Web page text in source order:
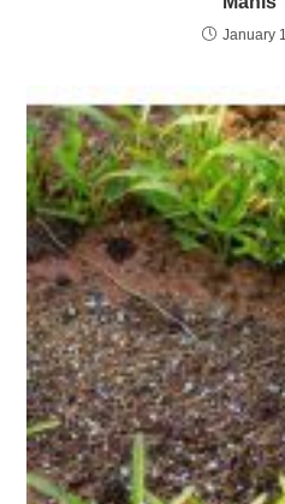
January